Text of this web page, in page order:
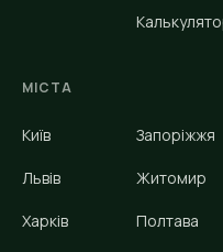
МІСТА
Київ
Львів
Харків
Запоріжжя
Житомир
Полтава